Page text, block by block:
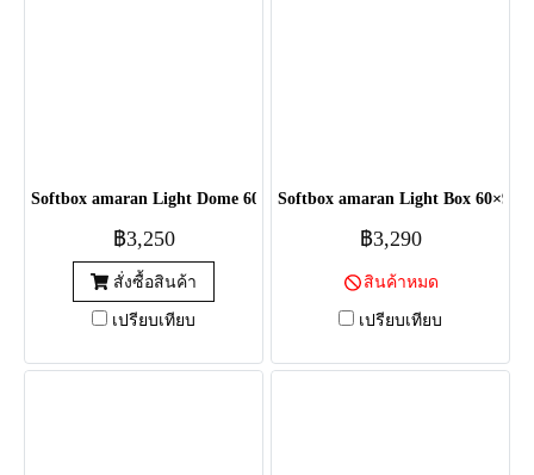
Softbox amaran Light Dome 60
฿3,250
สั่งซื้อสินค้า
เปรียบเทียบ
Softbox amaran Light Box 60×90
฿3,290
สินค้าหมด
เปรียบเทียบ